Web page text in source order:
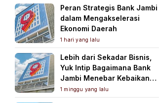
Peran Strategis Bank Jambi
dalam Mengakselerasi
Ekonomi Daerah
1 hari yang lalu
Lebih dari Sekadar Bisnis,
Yuk Intip Bagaimana Bank
Jambi Menebar Kebaikan
untuk Masyarakat!
1 minggu yang lalu